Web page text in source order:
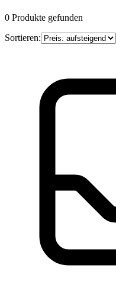
0 Produkte gefunden
Sortieren: